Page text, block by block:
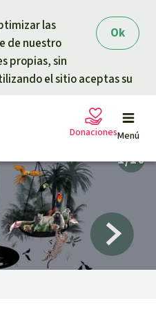
Ok
las
de nuestro
propias, sin
el sitio aceptas su
Menú
Donaciones
ayuda